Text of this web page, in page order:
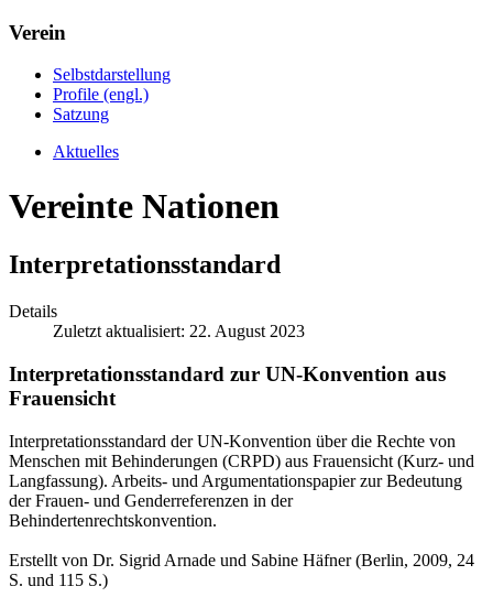
Verein
Selbstdarstellung
Profile (engl.)
Satzung
Aktuelles
Vereinte Nationen
Interpretationsstandard
Details
Zuletzt aktualisiert: 22. August 2023
Interpretationsstandard zur UN-Konvention aus
Frauensicht
Interpretationsstandard der UN-Konvention über die Rechte von
Menschen mit Behinderungen (CRPD) aus Frauensicht (Kurz- und
Langfassung). Arbeits- und Argumentationspapier zur Bedeutung
der Frauen- und Genderreferenzen in der
Behindertenrechtskonvention.
Erstellt von Dr. Sigrid Arnade und Sabine Häfner (Berlin, 2009, 24
S. und 115 S.)